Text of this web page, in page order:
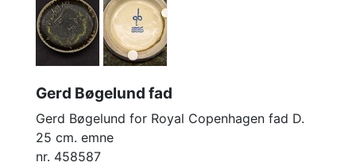
Gerd Bøgelund fad
Gerd Bøgelund for Royal Copenhagen fad D.
25 cm. emne
nr. 458587